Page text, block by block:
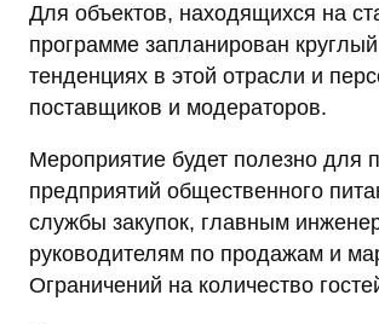
Для объектов, находящихся на
программе запланирован
тенденциях в этой отрасли и
поставщиков и модераторов.
Мероприятие будет полезно для
предприятий общественного
службы закупок, главным
руководителям по продажам и
Ограничений на количество